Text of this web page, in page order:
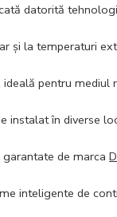
datorită
și la temperaturi
ideală pentru mediul
instalat în diverse
de marca
inteligente de